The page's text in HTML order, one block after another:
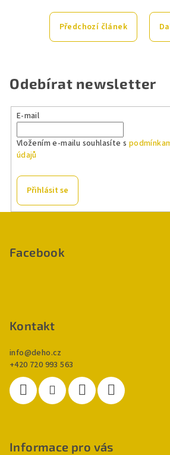
Předchozí článek
Odebírat newsletter
E-mail
Vložením e-mailu souhlasíte s
údajů
Přihlásit se
Facebook
Kontakt
info@deho.cz
+420 720 993 563
Informace pro vás